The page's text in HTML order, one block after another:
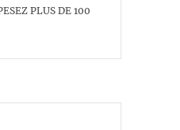
PLUS DE 100